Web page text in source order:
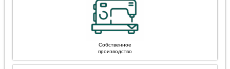
Собственное
производство